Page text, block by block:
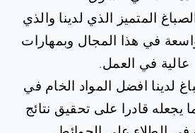
المتميز الذي لدينا والذي
في هذا المجال وبمهارات
عالية في العمل.
لدينا افضل المواد الخام في
يجعله قادرا على تحقيق نتائج